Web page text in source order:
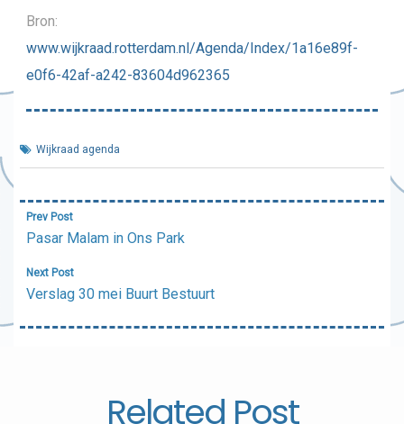
Bron:
www.wijkraad.rotterdam.nl/Agenda/Index/1a16e89f-
e0f6-42af-a242-83604d962365
Wijkraad agenda
Bericht
navigatie
Prev Post
Pasar Malam in Ons Park
Next Post
Verslag 30 mei Buurt Bestuurt
Related Post